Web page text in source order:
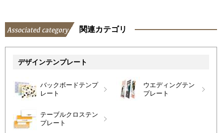
関連カテゴリ
デザインテンプレート
バックボードテンプ
レート
ウエディングテン
プレート
テーブルクロステン
プレート